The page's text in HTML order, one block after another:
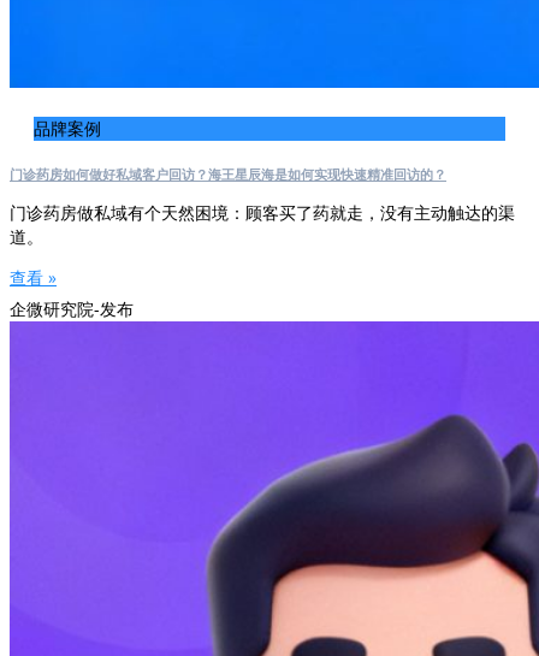
品牌案例
门诊药房如何做好私域客户回访？海王星辰海是如何实现快速精准回访的？
门诊药房做私域有个天然困境：顾客买了药就走，没有主动触达的渠
道。
查看 »
企微研究院-发布